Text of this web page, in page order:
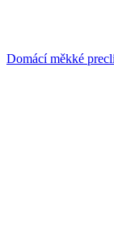
Domácí měkké